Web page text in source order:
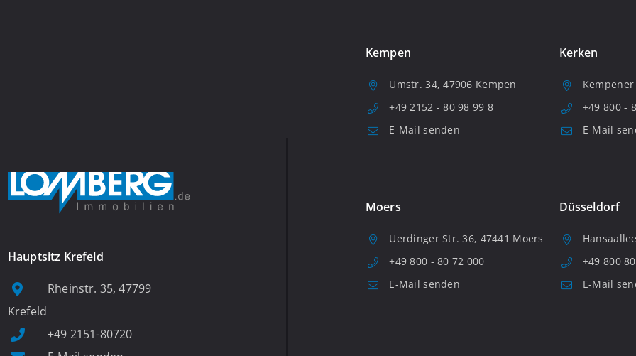
Hauptsitz Krefeld
Rheinstr. 35, 47799
Krefeld
+49 2151-80720
Kempen
Umstr. 34, 47906 Kempen
+49 2152 - 80 98 99 8
E-Mail senden
Kerken
+49 800 -
E-Mail
Moers
Uerdinger Str. 36, 47441 Moers
+49 800 - 80 72 000
E-Mail senden
Düsseldorf
+49 800
E-Mail